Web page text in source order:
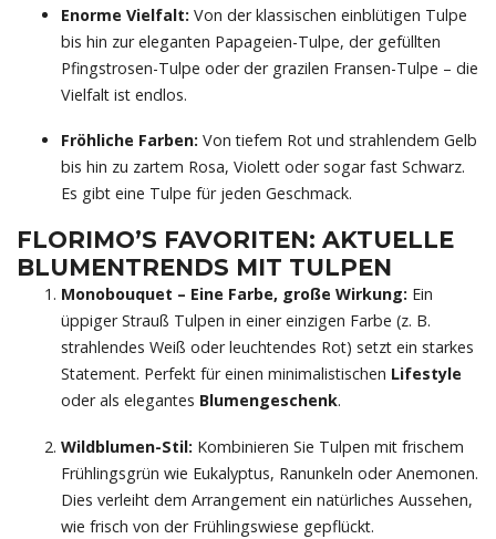
Enorme Vielfalt: Von der klassischen einblütigen Tulpe
bis hin zur eleganten Papageien-Tulpe, der gefüllten
Pfingstrosen-Tulpe oder der grazilen Fransen-Tulpe – die
Vielfalt ist endlos.
Fröhliche Farben: Von tiefem Rot und strahlendem Gelb
bis hin zu zartem Rosa, Violett oder sogar fast Schwarz.
Es gibt eine Tulpe für jeden Geschmack.
FLORIMO’S FAVORITEN: AKTUELLE
BLUMENTRENDS MIT TULPEN
Monobouquet – Eine Farbe, große Wirkung: Ein
üppiger Strauß Tulpen in einer einzigen Farbe (z. B.
strahlendes Weiß oder leuchtendes Rot) setzt ein starkes
Statement. Perfekt für einen minimalistischen Lifestyle
oder als elegantes Blumengeschenk.
Wildblumen-Stil: Kombinieren Sie Tulpen mit frischem
Frühlingsgrün wie Eukalyptus, Ranunkeln oder Anemonen.
Dies verleiht dem Arrangement ein natürliches Aussehen,
wie frisch von der Frühlingswiese gepflückt.